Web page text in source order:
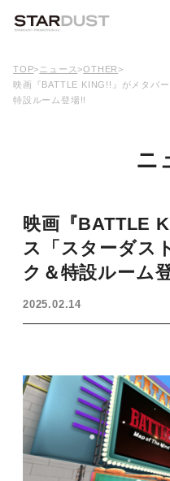
TOP> ニュース>OTHER>
映画『BATTLE KING!!』がメタバ
特設ルーム登場!!
ニ
映画『BATTLE
ス「スターダス
ク＆特設ルーム
2025.02.14